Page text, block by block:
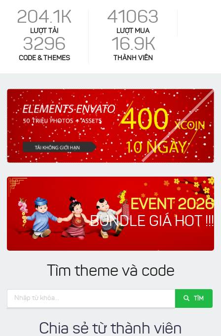
204.1K
LƯỢT TẢI
41063
LƯỢT MUA
3296
CODE & THEMES
16.9K
THÀNH VIÊN
EVENT 2026
BUNDLE GIÁ HOT !!!
Tìm theme và code
TÌM
Chia sẻ từ thành viên